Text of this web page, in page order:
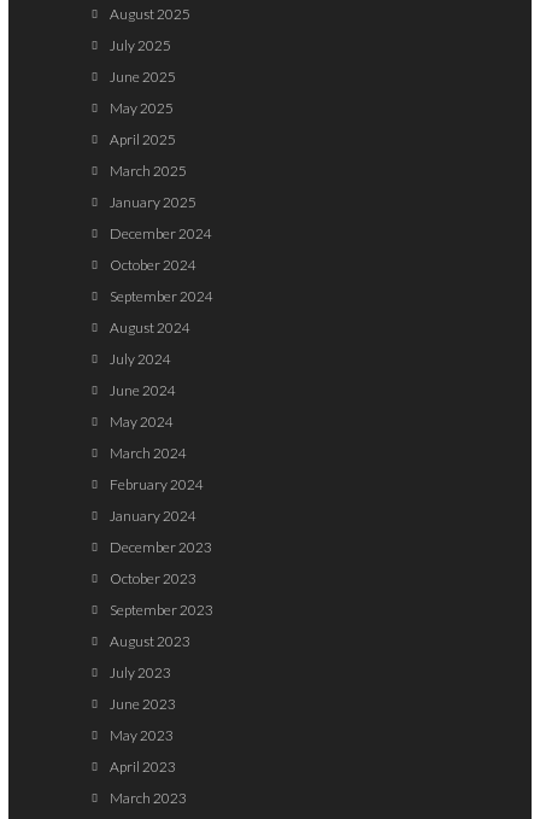
August 2025
July 2025
June 2025
May 2025
April 2025
March 2025
January 2025
December 2024
October 2024
September 2024
August 2024
July 2024
June 2024
May 2024
March 2024
February 2024
January 2024
December 2023
October 2023
September 2023
August 2023
July 2023
June 2023
May 2023
April 2023
March 2023